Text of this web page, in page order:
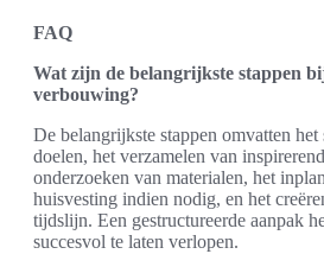
FAQ
Wat zijn de belangrijkste stappen
verbouwing?
De belangrijkste stappen omvatten
doelen, het verzamelen van
onderzoeken van materialen, het
huisvesting indien nodig, en het
tijdslijn. Een gestructureerde aanpak
succesvol te laten verlopen.